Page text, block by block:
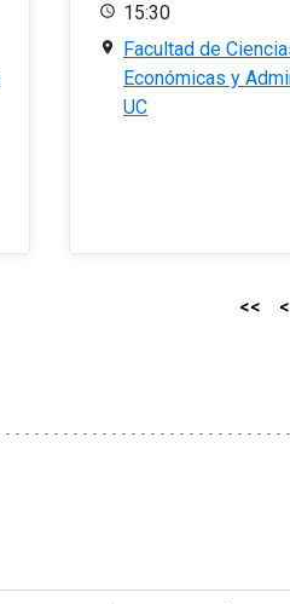
15:30
Facultad de
Económicas y
UC
<< <